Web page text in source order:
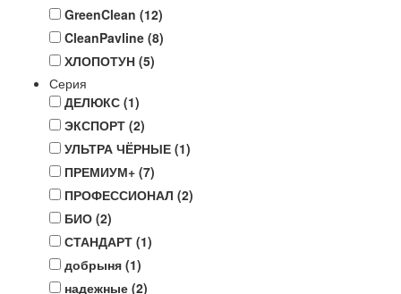
GreenClean (12)
CleanPavline (8)
ХЛОПОТУН (5)
Серия
ДЕЛЮКС (1)
ЭКСПОРТ (2)
УЛЬТРА ЧЁРНЫЕ (1)
ПРЕМИУМ+ (7)
ПРОФЕССИОНАЛ (2)
БИО (2)
СТАНДАРТ (1)
добрыня (1)
надежные (2)